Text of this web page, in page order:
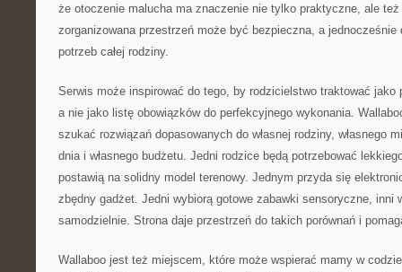
że otoczenie malucha ma znaczenie nie tylko praktyczne, ale
zorganizowana przestrzeń może być bezpieczna, a jednocześnie
potrzeb całej rodziny.
Serwis może inspirować do tego, by rodzicielstwo traktować jako
a nie jako listę obowiązków do perfekcyjnego wykonania.
szukać rozwiązań dopasowanych do własnej rodziny, własnego
dnia i własnego budżetu. Jedni rodzice będą potrzebować
postawią na solidny model terenowy. Jednym przyda się
zbędny gadżet. Jedni wybiorą gotowe zabawki sensoryczne, inni
samodzielnie. Strona daje przestrzeń do takich porównań i
Wallaboo jest też miejscem, które może wspierać mamy w